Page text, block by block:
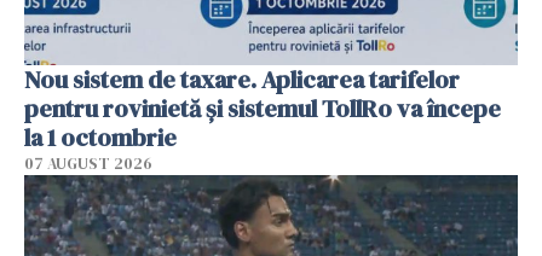
Nou sistem de taxare. Aplicarea tarifelor
pentru rovinietă şi sistemul TollRo va începe
la 1 octombrie
07 AUGUST 2026